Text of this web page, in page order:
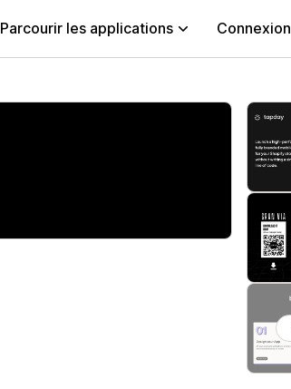
Parcourir les applications Connexion